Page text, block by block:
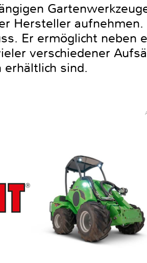
Hersteller
Er ermöglicht neben
verschiedener
sind.